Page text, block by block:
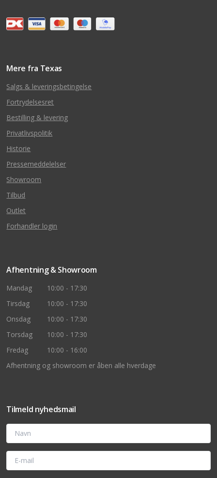
Mere fra Texas
Salgs & leveringsbetingelse
Fortrydelsesret
Bestilling & levering
Privatlivspolitik
Historie
Pressemeddelelser
Showroom
Tilbud
Outlet
Forhandler login
Afhentning & Showroom
Mandag
10:00 - 17:30
Tirsdag
10:00 - 17:30
Onsdag
10:00 - 17:30
Torsdag
10:00 - 17:30
Fredag
10:00 - 16:00
Afhentning og showroom er åben alle hverdage
Tilmeld nyhedsmail
Navn
E-mail